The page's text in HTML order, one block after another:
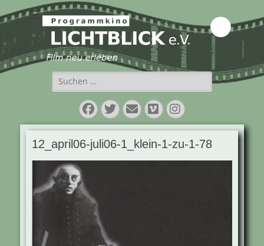
Programmkino
Lichtblick e.V.
Suchen
nach:
Facebook
Twitter
E-
Mail
VimeoInstagram
12_april06-juli06-1_klein-1-zu-1-78